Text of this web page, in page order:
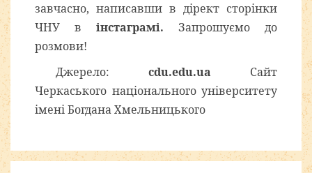
завчасно, написавши в дірект сторінки
ЧНУ в інстаграмі. Запрошуємо до
розмови!
Джерело: cdu.edu.ua Сайт
Черкаського національного університету
імені Богдана Хмельницького